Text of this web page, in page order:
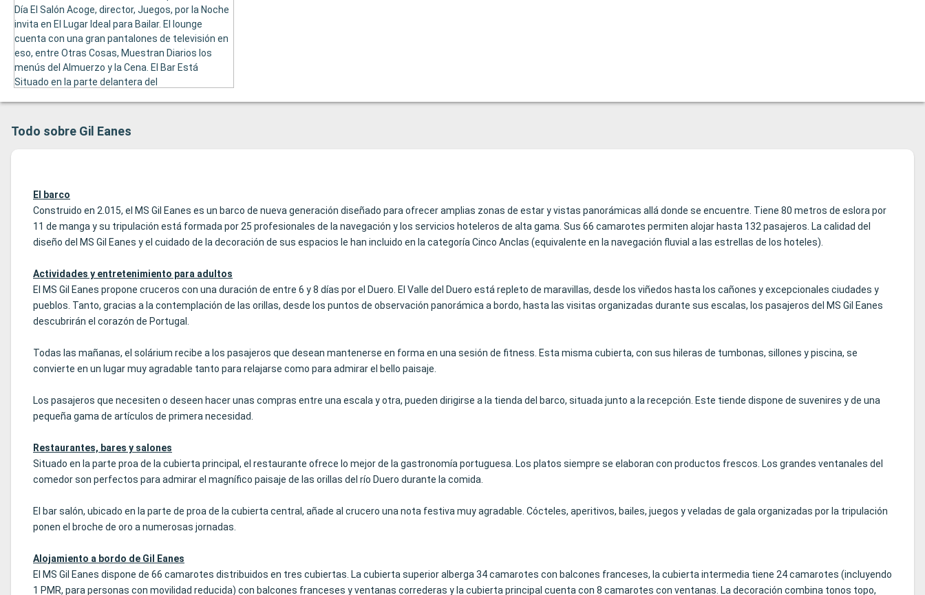
Día El Salón Acoge, director, Juegos, por la Noche
invita en El Lugar Ideal para Bailar. El lounge
cuenta con una gran pantalones de televisión en
eso, entre Otras Cosas, Muestran Diarios los
menús del Almuerzo y la Cena. El Bar Está
Situado en la parte delantera del
Sirve También TE, Café y Bebidas Alcohólicas. El
Todo sobre Gil Eanes
El barco
Construido en 2.015, el MS Gil Eanes es un barco de nueva generación diseñado para ofrecer amplias zonas de estar y vistas panorámicas allá donde se encuentre. Tiene 80 metros de eslora por
11 de manga y su tripulación está formada por 25 profesionales de la navegación y los servicios hoteleros de alta gama. Sus 66 camarotes permiten alojar hasta 132 pasajeros. La calidad del
diseño del MS Gil Eanes y el cuidado de la decoración de sus espacios le han incluido en la categoría Cinco Anclas (equivalente en la navegación fluvial a las estrellas de los hoteles).
Actividades y entretenimiento para adultos
El MS Gil Eanes propone cruceros con una duración de entre 6 y 8 días por el Duero. El Valle del Duero está repleto de maravillas, desde los viñedos hasta los cañones y excepcionales ciudades y
pueblos. Tanto, gracias a la contemplación de las orillas, desde los puntos de observación panorámica a bordo, hasta las visitas organizadas durante sus escalas, los pasajeros del MS Gil Eanes
descubrirán el corazón de Portugal.
Todas las mañanas, el solárium recibe a los pasajeros que desean mantenerse en forma en una sesión de fitness. Esta misma cubierta, con sus hileras de tumbonas, sillones y piscina, se
convierte en un lugar muy agradable tanto para relajarse como para admirar el bello paisaje.
Los pasajeros que necesiten o deseen hacer unas compras entre una escala y otra, pueden dirigirse a la tienda del barco, situada junto a la recepción. Este tiende dispone de suvenires y de una
pequeña gama de artículos de primera necesidad.
Restaurantes, bares y salones
Situado en la parte proa de la cubierta principal, el restaurante ofrece lo mejor de la gastronomía portuguesa. Los platos siempre se elaboran con productos frescos. Los grandes ventanales del
comedor son perfectos para admirar el magnífico paisaje de las orillas del río Duero durante la comida.
El bar salón, ubicado en la parte de proa de la cubierta central, añade al crucero una nota festiva muy agradable. Cócteles, aperitivos, bailes, juegos y veladas de gala organizadas por la tripulación
ponen el broche de oro a numerosas jornadas.
Alojamiento a bordo de Gil Eanes
El MS Gil Eanes dispone de 66 camarotes distribuidos en tres cubiertas. La cubierta superior alberga 34 camarotes con balcones franceses, la cubierta intermedia tiene 24 camarotes (incluyendo
1 PMR, para personas con movilidad reducida) con balcones franceses y ventanas correderas y la cubierta principal cuenta con 8 camarotes con ventanas. La decoración combina tonos topo,